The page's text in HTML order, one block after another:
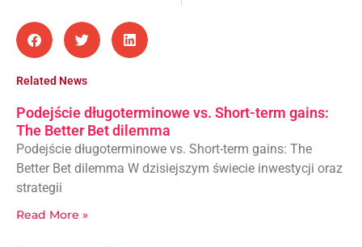
Related News
Podejście długoterminowe vs. Short-term gains:
The Better Bet dilemma
Podejście długoterminowe vs. Short-term gains: The
Better Bet dilemma W dzisiejszym świecie inwestycji oraz
strategii
Read More »